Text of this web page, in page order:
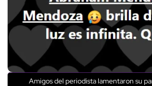
Amigos del periodista lamentaron su